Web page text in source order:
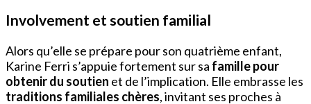
Involvement et soutien familial
Alors qu’elle se prépare pour son quatrième enfant,
Karine Ferri s’appuie fortement sur sa famille pour
obtenir du soutien et de l’implication. Elle embrasse les
traditions familiales chères, invitant ses proches à